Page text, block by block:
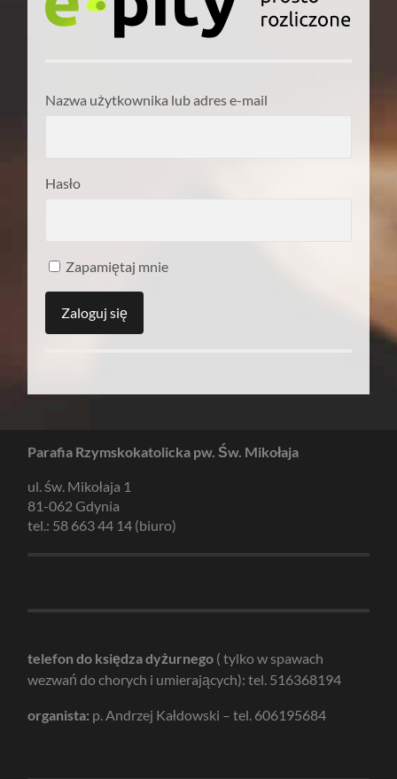
Nazwa użytkownika lub adres e-mail
Hasło
Zapamiętaj mnie
Parafia Rzymskokatolicka pw. Św. Mikołaja
ul. św. Mikołaja 1
81-062 Gdynia
tel.: 58 663 44 14 (biuro)
telefon do księdza dyżurnego ( tylko w spawach
wezwań do chorych i umierających): tel. 516368194
organista: p. Andrzej Kałdowski – tel. 606195684